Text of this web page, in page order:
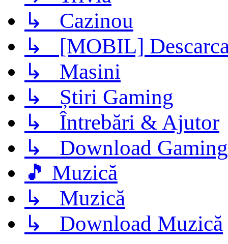
↳ Cazinou
↳ [MOBIL]
↳ Masini
↳ Știri Gaming
↳ Întrebări & Ajutor
↳ Download Gaming
🎵 Muzică
↳ Muzică
↳ Download Muzică